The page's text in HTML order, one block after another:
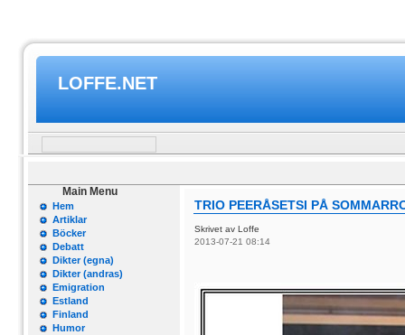
LOFFE.NET
Main Menu
Hem
Artiklar
Böcker
Debatt
Dikter (egna)
Dikter (andras)
Emigration
Estland
Finland
Humor
TRIO PEERÅSETSI PÅ
Skrivet av Loffe
2013-07-21 08:14